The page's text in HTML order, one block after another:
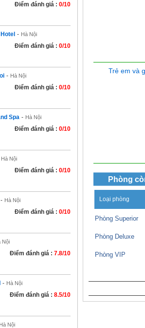
Điểm đánh giá : 0/10
- Hà Nội
Điểm đánh giá : 0/10
- Hà Nội
Điểm đánh giá : 0/10
Spa - Hà Nội
Điểm đánh giá : 0/10
Hà Nội
Điểm đánh giá : 0/10
- Hà Nội
Điểm đánh giá : 0/10
Nội
Điểm đánh giá : 7.8/10
- Hà Nội
Điểm đánh giá : 8.5/10
Hà Nội
Trẻ em và
Phòng
Loại phòng
Phòng Superior
Phòng Deluxe
Phòng VIP